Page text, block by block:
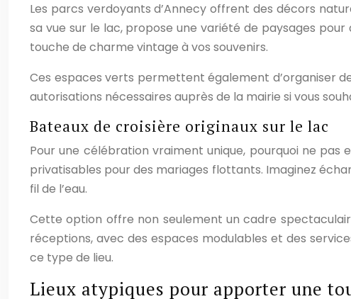
Les parcs verdoyants d’Annecy offrent des décors
sa vue sur le lac, propose une variété de paysages
touche de charme vintage à vos souvenirs.
Ces espaces verts permettent également d’organiser
autorisations nécessaires auprès de la mairie si vous
Bateaux de croisière originaux sur le lac
Pour une célébration vraiment unique, pourquoi ne pas
privatisables pour des mariages flottants. Imaginez
fil de l’eau.
Cette option offre non seulement un cadre
réceptions, avec des espaces modulables et des
ce type de lieu.
Lieux atypiques pour apporter une